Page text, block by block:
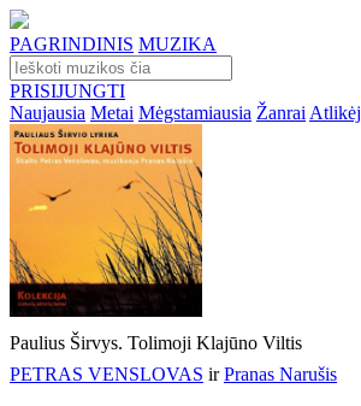
PAGRINDINIS MUZIKA
PRISIJUNGTI
Naujausia Metai Mėgstamiausia Žanrai
Paulius Širvys. Tolimoji Klajūno Viltis
PETRAS VENSLOVAS irPranas Narušis